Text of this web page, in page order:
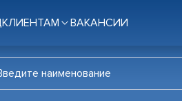
КЛИЕНТАМ ВАКАНСИИ